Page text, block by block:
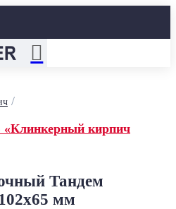
/
«Клинкерный кирпич
Тандем
мм